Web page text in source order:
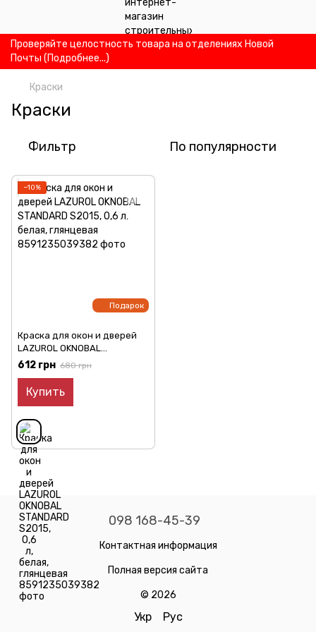
Проверяйте целостность товара на отделениях Новой
Почты (Подробнее...)
Краски
Краски
Фильтр По популярности
Подарок
−10%
Краска для окон и дверей
LAZUROL OKNOBAL
STANDARD S2015, 0,6 л,
белая, глянцевая
612 грн 680 грн
Купить
098 168-45-39
Контактная информация
Полная версия сайта
© 2026
Укр Рус